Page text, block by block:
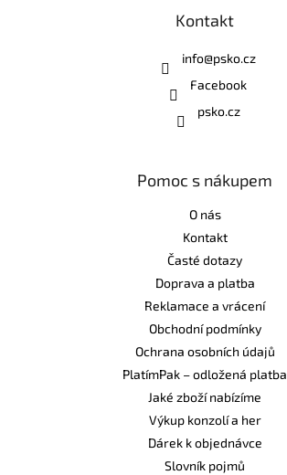
Kontakt
info@psko.cz
Facebook
psko.cz
Pomoc s nákupem
O nás
Kontakt
Časté dotazy
Doprava a platba
Reklamace a vrácení
Obchodní podmínky
Ochrana osobních údajů
PlatímPak – odložená platba
Jaké zboží nabízíme
Výkup konzolí a her
Dárek k objednávce
Slovník pojmů